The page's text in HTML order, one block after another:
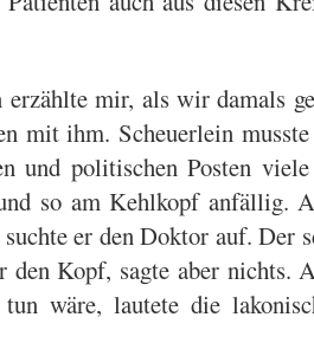
erzählte mir, als wir damals
mit ihm. Scheuerlein
und politischen Posten
so am Kehlkopf anfällig.
er den Doktor auf. Der
den Kopf, sagte aber nichts.
wäre, lautete die